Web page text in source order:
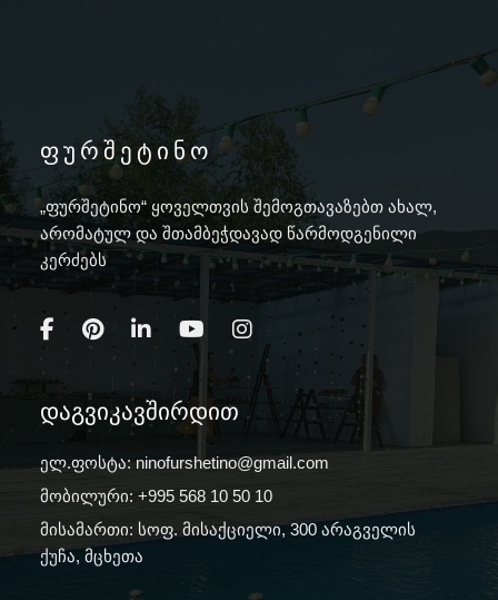
ფურშეტინო
„ფურშეტინო“ ყოველთვის შემოგთავაზებთ ახალ,
არომატულ და შთამბეჭდავად წარმოდგენილი
კერძებს
დაგვიკავშირდით
ელ.ფოსტა: ninofurshetino@gmail.com
მობილური: +995 568 10 50 10
მისამართი: სოფ. მისაქციელი, 300 არაგველის
ქუჩა, მცხეთა